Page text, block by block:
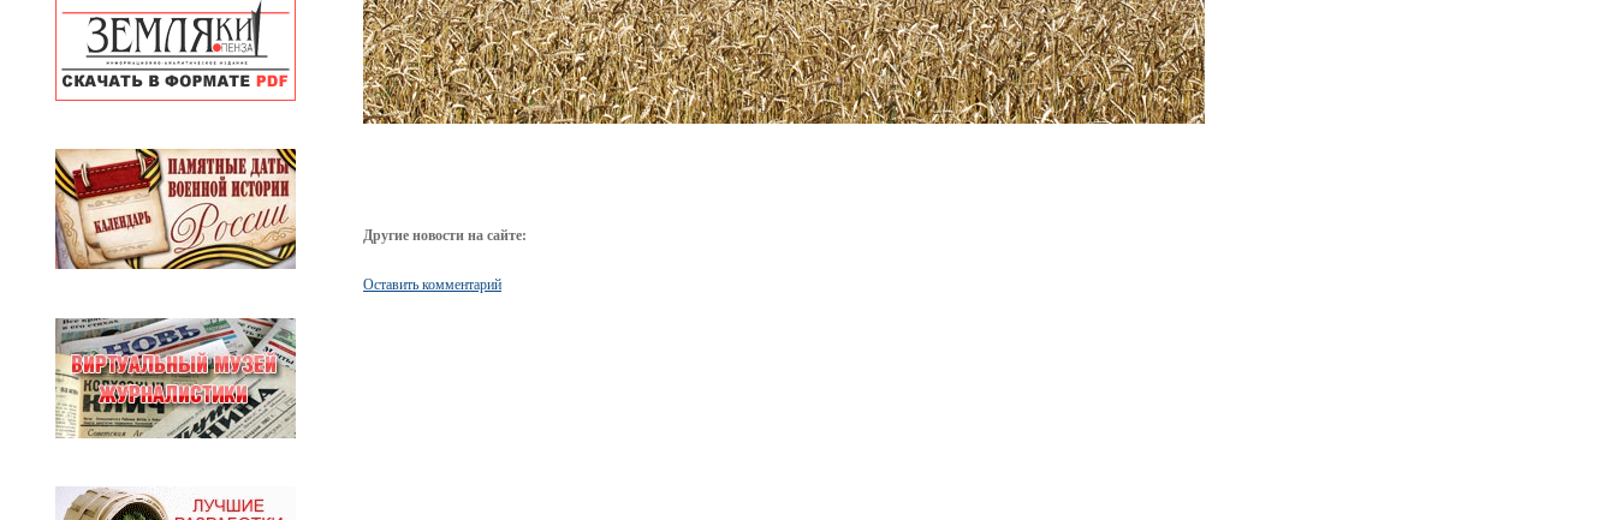
Другие новости на сайте:
Оставить комментарий